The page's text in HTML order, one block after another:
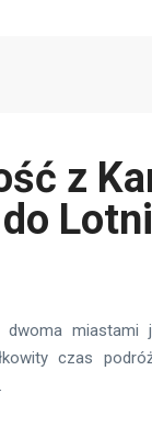
z
miastami
czas